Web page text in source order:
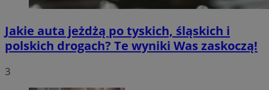
Jakie auta jeżdżą po tyskich, śląskich i
polskich drogach? Te wyniki Was zaskoczą!
3